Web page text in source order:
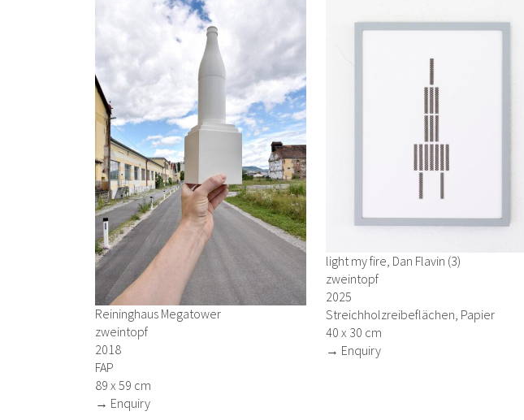
Reininghaus Megatower
zweintopf
2018
FAP
89 x 59 cm
→ Enquiry
light my fire, Dan Flavin (3)
zweintopf
2025
Streichholzreibeflächen, Papier
40 x 30 cm
→ Enquiry